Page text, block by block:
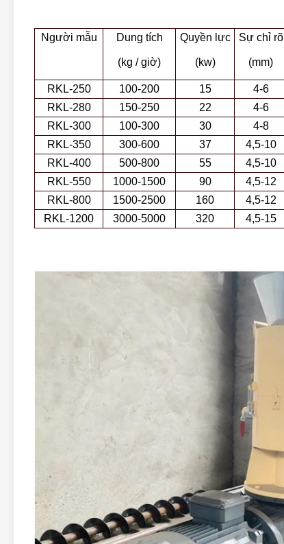
Người mẫu Dung tích
(kg / giờ)
Quyền lực
(kw)
Sự chỉ rõ
(mm)
RKL-250 100-200 15 4-6
RKL-280
150-250 22 4-6
RKL-300
100-300 30 4-8
RKL-350
300-600 37 4,5-10
RKL-400
500-800 55 4,5-10
RKL-550
1000-1500 90 4,5-12
RKL-800
1500-2500 160 4,5-12
RKL-1200
3000-5000 320 4,5-15